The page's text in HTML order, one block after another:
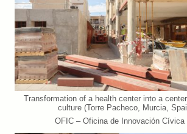
Transformation of a health center into a
culture (Torre Pacheco, Murcia,
OFIC – Oficina de Innovación Cívica